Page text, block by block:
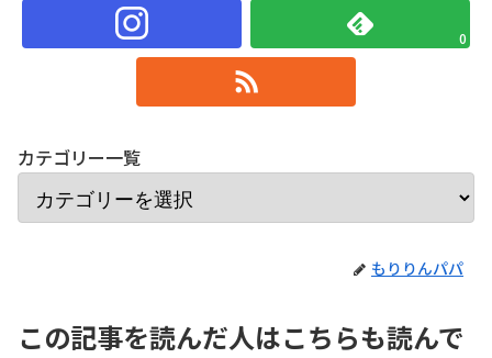
0
カテゴリー一覧
もりりんパパ
この記事を読んだ人はこちらも読んで